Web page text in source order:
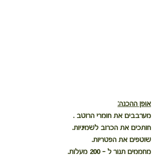
אופן ההכנה:
מערבבים את חומרי הרוטב .
חותכים את הכרוב לשמיניות.
שוטפים את הפטריות.
מחממים תנור ל – 200 מעלות.